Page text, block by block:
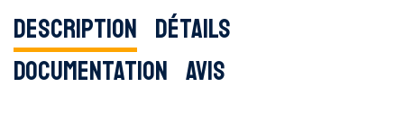
Description Détails
Documentation Avis